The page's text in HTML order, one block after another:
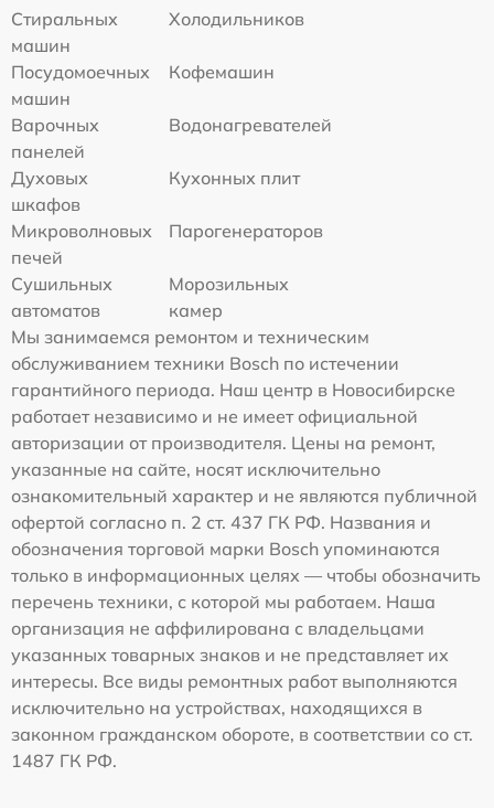
Стиральных
машин
Холодильников
Посудомоечных
машин
Кофемашин
Варочных
панелей
Водонагревателей
Духовых
шкафов
Кухонных плит
Микроволновых
печей
Парогенераторов
Сушильных
автоматов
Морозильных
камер
Мы занимаемся ремонтом и техническим
обслуживанием техники Bosch по истечении
гарантийного периода. Наш центр в Новосибирске
работает независимо и не имеет официальной
авторизации от производителя. Цены на ремонт,
указанные на сайте, носят исключительно
ознакомительный характер и не являются публичной
офертой согласно п. 2 ст. 437 ГК РФ. Названия и
обозначения торговой марки Bosch упоминаются
только в информационных целях — чтобы обозначить
перечень техники, с которой мы работаем. Наша
организация не аффилирована с владельцами
указанных товарных знаков и не представляет их
интересы. Все виды ремонтных работ выполняются
исключительно на устройствах, находящихся в
законном гражданском обороте, в соответствии со ст.
1487 ГК РФ.